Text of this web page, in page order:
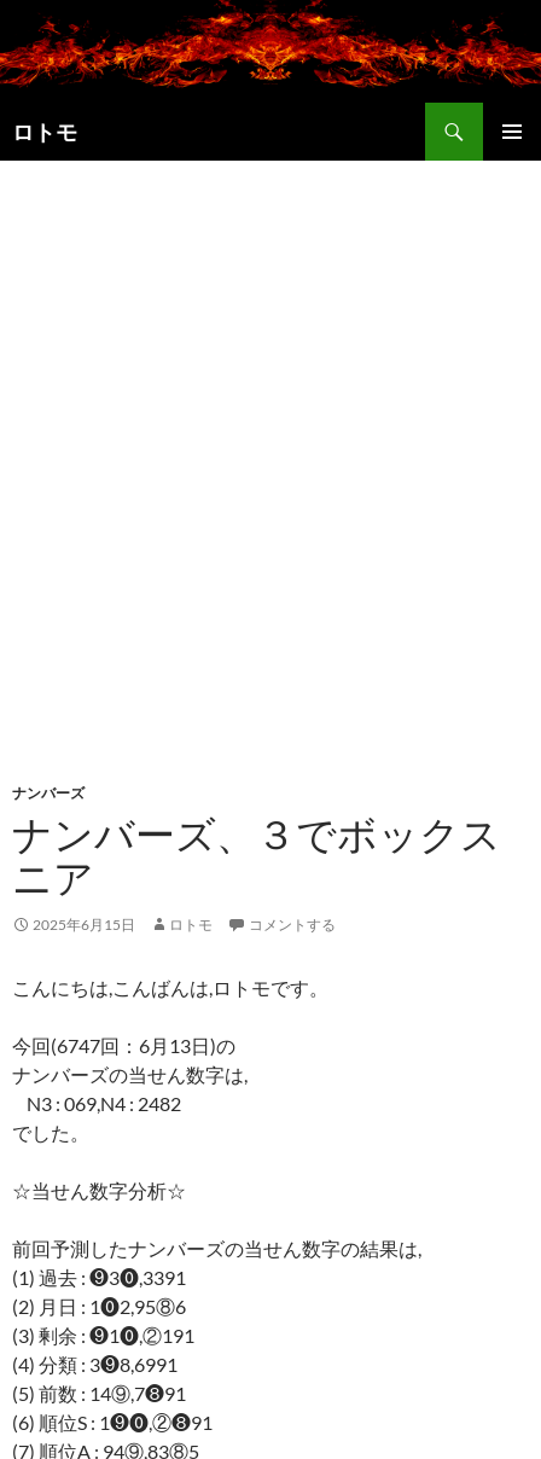
ン
テ
ツ
へ
ロトモ
索
ナンバーズ
ナンバーズ、３でボックス
ニア
2025年6月15日 ロトモ コメントする
こんにちは,こんばんは,ロトモです。
今回(6747回：6月13日)の
ナンバーズの当せん数字は,
N3 : 069,N4 : 2482
でした。
☆当せん数字分析☆
前回予測したナンバーズの当せん数字の結果は,
(1) 過去 : ❾3⓿,3391
(2) 月日 : 1⓿2,95⑧6
(3) 剰余 : ❾1⓿,②191
(4) 分類 : 3❾8,6991
(5) 前数 : 14⑨,7❽91
(6) 順位S : 1❾⓿,②❽91
(7) 順位A : 94⑨,83⑧5